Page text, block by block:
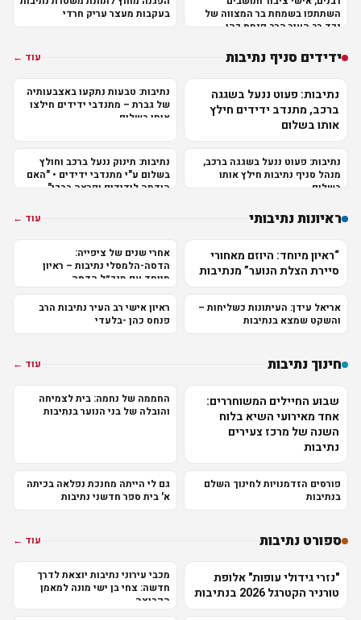
השתתפו בשמחת בר המצווה של
נכד רב העיר הרב פנחס כהן
בעקבות מעצר עריק חרדי
ידידים סניף נתיבות עוד ←
נתיבות: פעוט ננעל בשגגה
ברכב, מתנדב ידידים חילץ
אותו בשלום
נתיבות: טבעות נתקעו באצבעותיה
של גברת – מתנדבי ידידים חילצו
אותן בשלום
נתיבות: פעוט ננעל בשגגה ברכב,
מנהל סניף נתיבות חילץ אותו
בשלום
נתיבות: תינוק ננעל ברכב וחולץ
בשלום ע"י מתנדבי ידידים • "האם
הודתה לידידים ופרצה בבכי"
ראיונות נתיבותי עוד ←
“ראיון מיוחד: היוזם מאחורי
סיירת הצלת הנוער” מנתיבות
אחרי שנים של ציפייה:
הדסה-הלמסלי נתיבות – ראיון
מיוחד עם מנכ״ל הדסה
אריאל עידן: העיתונות כשליחות –
והשקט שמצא בנתיבות
ראיון אישי רב העיר נתיבות הרב
פנחס כהן -בלעדי
חינוך נתיבות עוד ←
שבוע החיילים המשוחררים:
אחד מאירועי השיא בלוח
השנה של מרכז צעירים
נתיבות
החממה של נחמה: בית לצמיחה
והובלה של בני הנוער בנתיבות
פורסים הזדמנויות לחינוך השלם
בנתיבות
גם לי הייתה מחנכת נפלאה בכיתה
א' בית ספר חדשני נתיבות
ספורט נתיבות עוד ←
"נזרי גידולי עופות" אלופת
טורניר הקטרגל 2026 בנתיבות
מכבי עירוני נתיבות יוצאת לדרך
חדשה: צחי בן ישי מונה למאמן
הקבוצה